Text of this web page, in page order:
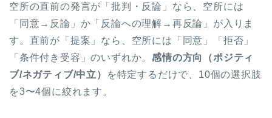
空所の直前の発言が「批判・反論」なら、空所には
「同意→反論」か「反論への理解→再反論」が入りま
す。直前が「提案」なら、空所には「同意」「拒否」
「条件付き受容」のいずれか。感情の方向（ポジティ
ブ/ネガティブ/中立）
を特定するだけで、10個の選択肢
を3〜4個に絞れます。